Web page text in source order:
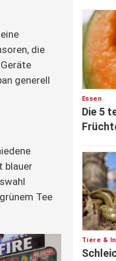
die
generell
blauer
Tee
Essen
Die 5
Tiere &